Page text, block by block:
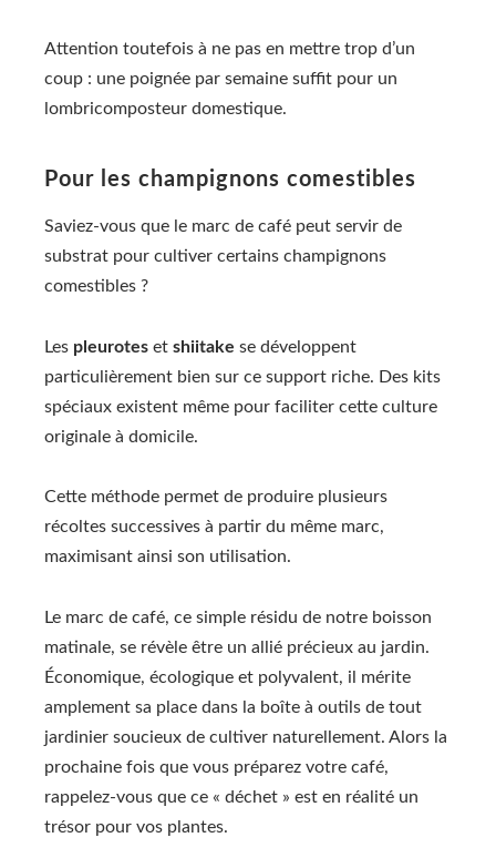
Attention toutefois à ne pas en mettre trop d’un
coup : une poignée par semaine suffit pour un
lombricomposteur domestique.
Pour les champignons comestibles
Saviez-vous que le marc de café peut servir de
substrat pour cultiver certains champignons
comestibles ?
Les pleurotes et shiitake se développent
particulièrement bien sur ce support riche. Des kits
spéciaux existent même pour faciliter cette culture
originale à domicile.
Cette méthode permet de produire plusieurs
récoltes successives à partir du même marc,
maximisant ainsi son utilisation.
Le marc de café, ce simple résidu de notre boisson
matinale, se révèle être un allié précieux au jardin.
Économique, écologique et polyvalent, il mérite
amplement sa place dans la boîte à outils de tout
jardinier soucieux de cultiver naturellement. Alors la
prochaine fois que vous préparez votre café,
rappelez-vous que ce « déchet » est en réalité un
trésor pour vos plantes.